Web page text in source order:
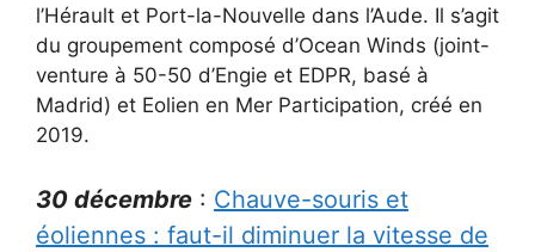
l’Hérault et Port-la-Nouvelle dans l’Aude. Il s’agit
du groupement composé d’Ocean Winds (joint-
venture à 50-50 d’Engie et EDPR, basé à
Madrid) et Eolien en Mer Participation, créé en
2019.
30 décembre : Chauve-souris et
éoliennes : faut-il diminuer la vitesse de